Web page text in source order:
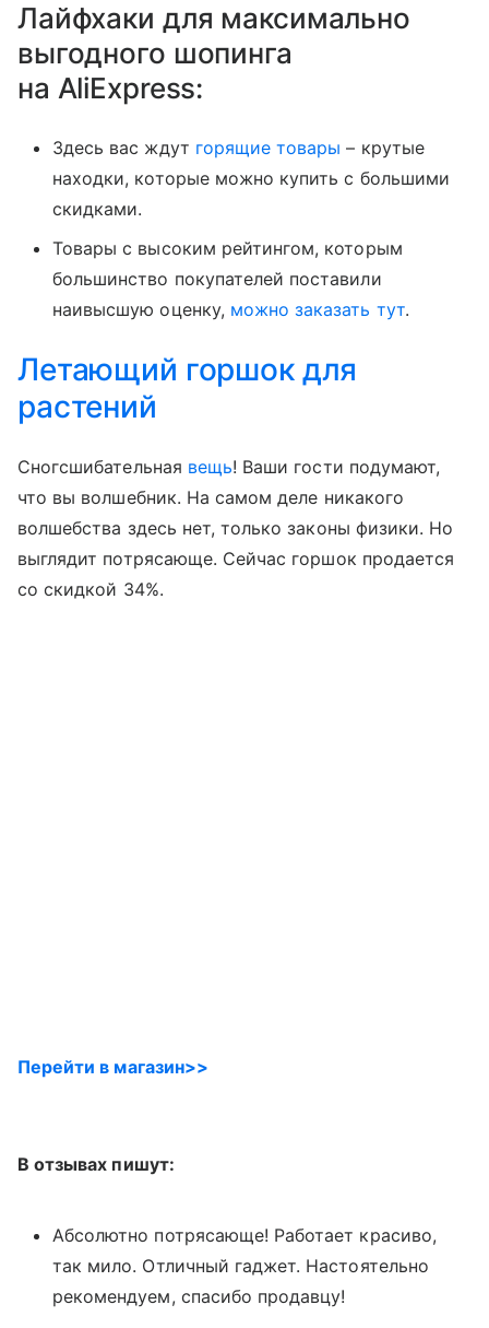
Лайфхаки для максимально
выгодного шопинга
на AliExpress:
Здесь вас ждут горящие товары – крутые
находки, которые можно купить с большими
скидками.
Товары с высоким рейтингом, которым
большинство покупателей поставили
наивысшую оценку, можно заказать тут.
Летающий горшок для
растений
Сногсшибательная вещь! Ваши гости подумают,
что вы волшебник. На самом деле никакого
волшебства здесь нет, только законы физики. Но
выглядит потрясающе. Сейчас горшок продается
со скидкой 34%.
Перейти в магазин>>
В отзывах пишут:
Абсолютно потрясающе! Работает красиво,
так мило. Отличный гаджет. Настоятельно
рекомендуем, спасибо продавцу!